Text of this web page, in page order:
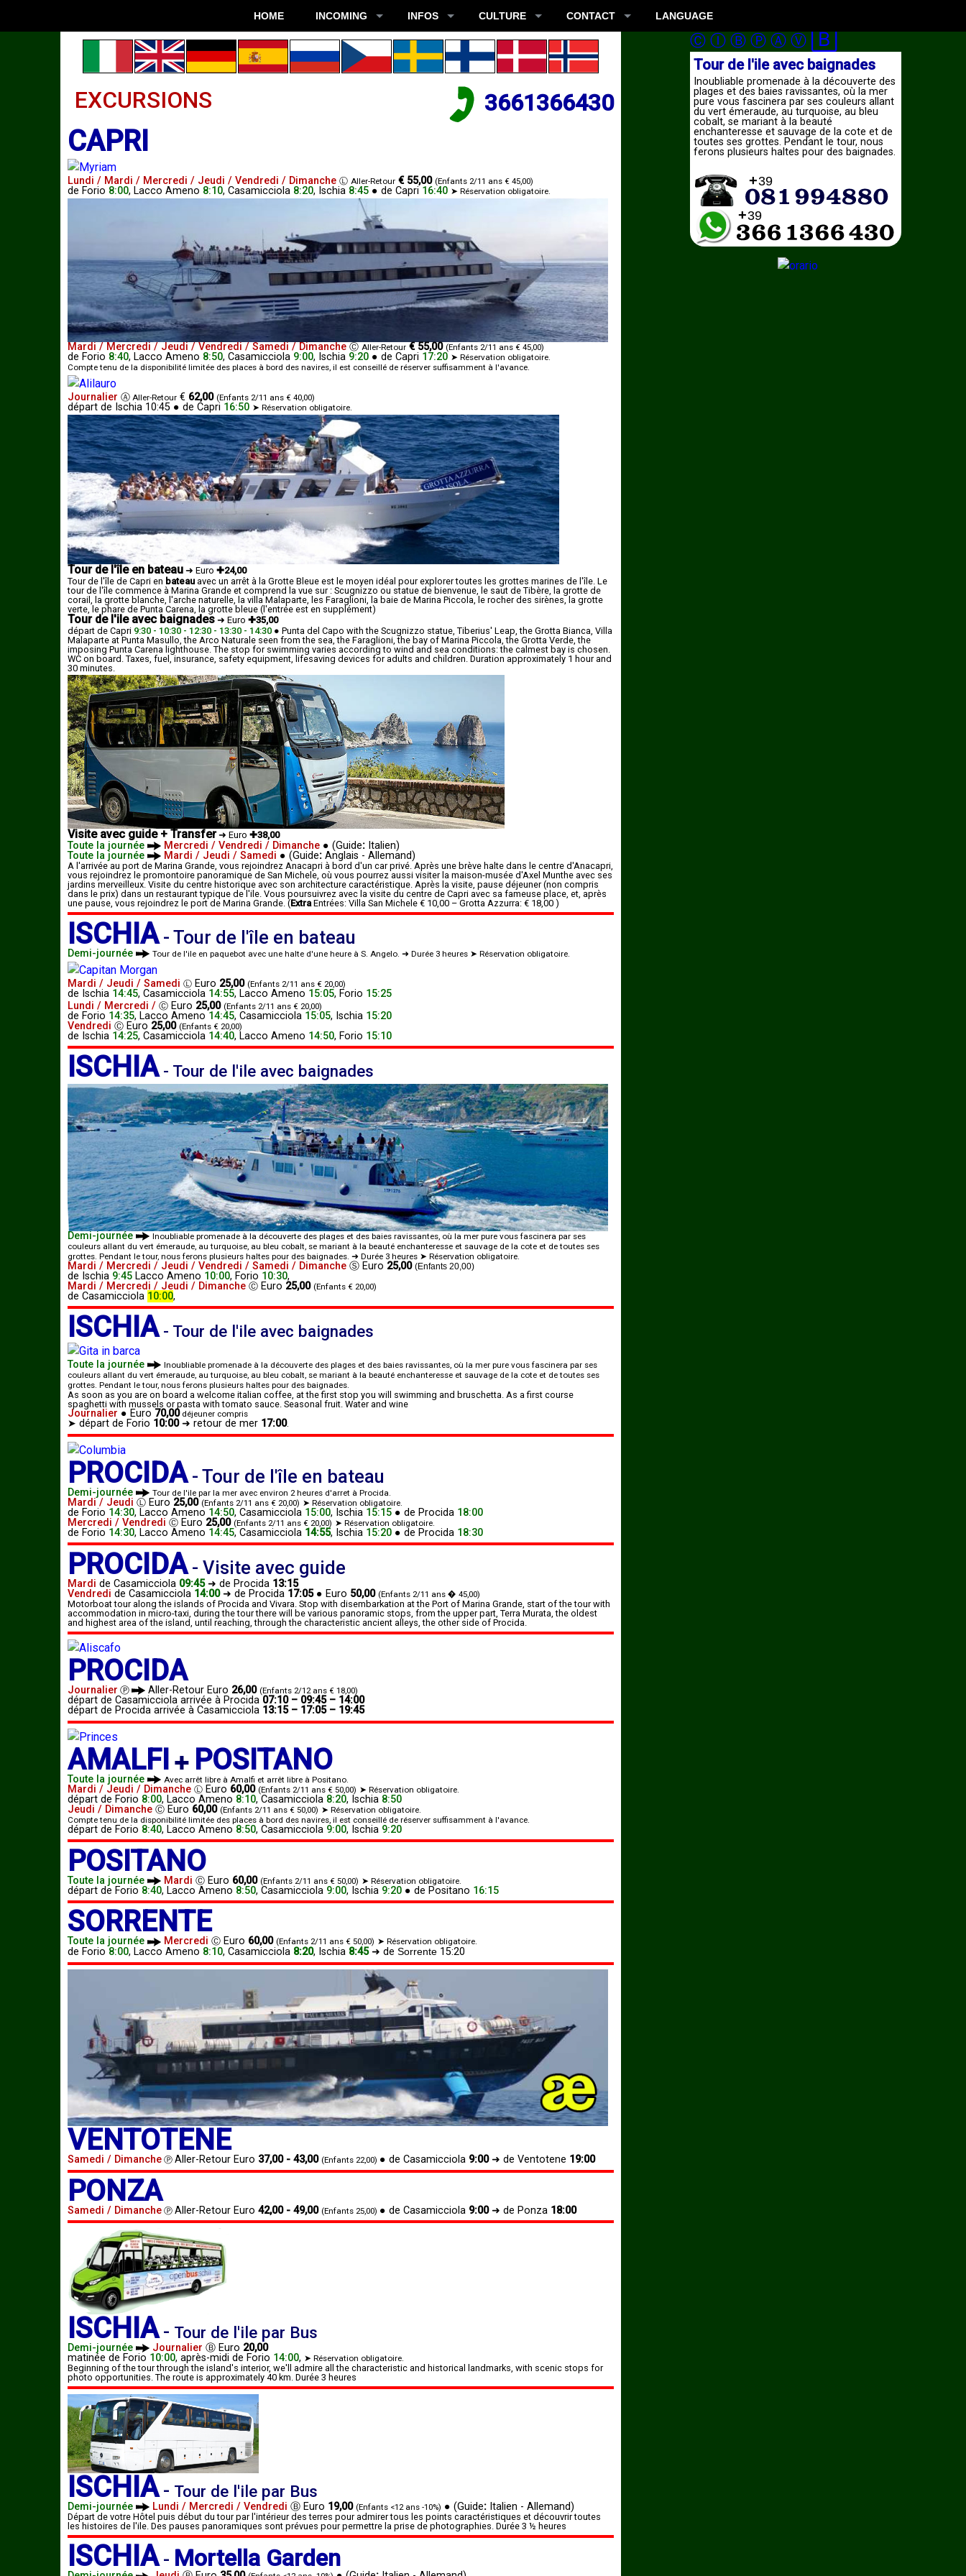
HOME INCOMING INFOS CULTURE CONTACT LANGUAGE
EXCURSIONS 3661366430
CAPRI
Lundi / Mardi / Mercredi / Jeudi / Vendredi / Dimanche Ⓛ Aller-Retour € 55,00 (Enfants 2/11 ans € 45,00)
de Forio 8:00, Lacco Ameno 8:10, Casamicciola 8:20, Ischia 8:45 ● de Capri 16:40 ➤ Réservation obligatoire.
Mardi / Mercredi / Jeudi / Vendredi / Samedi / Dimanche Ⓒ Aller-Retour € 55,00 (Enfants 2/11 ans € 45,00)
de Forio 8:40, Lacco Ameno 8:50, Casamicciola 9:00, Ischia 9:20 ● de Capri 17:20 ➤ Réservation obligatoire.
Compte tenu de la disponibilité limitée des places à bord des navires, il est conseillé de réserver suffisamment à l'avance.
Journalier Ⓐ Aller-Retour € 62,00 (Enfants 2/11 ans € 40,00)
départ de Ischia 10:45 ● de Capri 16:50 ➤ Réservation obligatoire.
Tour de l'île en bateau ➜ Euro ✚24,00
Tour de l'île de Capri en bateau avec un arrêt à la Grotte Bleue est le moyen idéal pour explorer toutes les grottes marines de l'île. Le
tour de l'île commence à Marina Grande et comprend la vue sur : Scugnizzo ou statue de bienvenue, le saut de Tibère, la grotte de
corail, la grotte blanche, l'arche naturelle, la villa Malaparte, les Faraglioni, la baie de Marina Piccola, le rocher des sirènes, la grotte
verte, le phare de Punta Carena, la grotte bleue (l'entrée est en supplément)
Tour de l'ile avec baignades ➜ Euro ✚35,00
départ de Capri 9:30 - 10:30 - 12:30 - 13:30 - 14:30 ● Punta del Capo with the Scugnizzo statue, Tiberius' Leap, the Grotta Bianca, Villa
Malaparte at Punta Masullo, the Arco Naturale seen from the sea, the Faraglioni, the bay of Marina Piccola, the Grotta Verde, the
imposing Punta Carena lighthouse. The stop for swimming varies according to wind and sea conditions: the calmest bay is chosen.
WC on board. Taxes, fuel, insurance, safety equipment, lifesaving devices for adults and children. Duration approximately 1 hour and
30 minutes.
Visite avec guide + Transfer➜ Euro ✚38,00
Toute la journée Mercredi / Vendredi / Dimanche● (Guide:Italien)
Toute la journée
Mardi / Jeudi / Samedi ● (Guide:Anglais - Allemand)
A l'arrivée au port de Marina Grande, vous rejoindrez Anacapri à bord d'un car privé. Après une brève halte dans le centre d'Anacapri,
vous rejoindrez le promontoire panoramique de San Michele, où vous pourrez aussi visiter la maison-musée d'Axel Munthe avec ses
jardins merveilleux. Visite du centre historique avec son architecture caractéristique. Après la visite, pause déjeuner (non compris
dans le prix) dans un restaurant typique de l'ile. Vous poursuivrez avec la visite du centre de Capri avec sa fameuse place, et, après
une pause, vous rejoindrez le port de Marina Grande. (ExtraEntrées: Villa San Michele € 10,00 – Grotta Azzurra: € 18,00 )
ISCHIA- Tour de l'île en bateau
Demi-journée Tour de l'ile en paquebot avec une halte d'une heure à S. Angelo. ➜ Durée 3 heures ➤ Réservation obligatoire.
Mardi / Jeudi / Samedi Ⓛ Euro 25,00 (Enfants 2/11 ans € 20,00)
de Ischia 14:45, Casamicciola 14:55, Lacco Ameno 15:05, Forio 15:25
Lundi / Mercredi / Ⓒ Euro 25,00 (Enfants 2/11 ans € 20,00)
de Forio 14:35, Lacco Ameno 14:45, Casamicciola 15:05, Ischia 15:20
Vendredi Ⓒ Euro 25,00 (Enfants € 20,00)
de Ischia 14:25, Casamicciola 14:40, Lacco Ameno 14:50, Forio 15:10
ISCHIA- Tour de l'ile avec baignades
Demi-journée
Inoubliable promenade à la découverte des plages et des baies ravissantes, où la mer pure vous fascinera par ses
couleurs allant du vert émeraude, au turquoise, au bleu cobalt, se mariant à la beauté enchanteresse et sauvage de la cote et de toutes ses
grottes. Pendant le tour, nous ferons plusieurs haltes pour des baignades. ➜ Durée 3 heures ➤ Réservation obligatoire.
Mardi / Mercredi / Jeudi / Vendredi / Samedi / Dimanche Ⓢ Euro 25,00 (Enfants 20,00)
de Ischia 9:45 Lacco Ameno 10:00, Forio 10:30,
Mardi / Mercredi / Jeudi / Dimanche Ⓒ Euro 25,00 (Enfants € 20,00)
de Casamicciola 10:00,
ISCHIA- Tour de l'ile avec baignades
Toute la journée
Inoubliable promenade à la découverte des plages et des baies ravissantes, où la mer pure vous fascinera par ses
couleurs allant du vert émeraude, au turquoise, au bleu cobalt, se mariant à la beauté enchanteresse et sauvage de la cote et de toutes ses
grottes. Pendant le tour, nous ferons plusieurs haltes pour des baignades.
As soon as you are on board a welcome italian coffee, at the first stop you will swimming and bruschetta. As a first course
spaghetti with mussels or pasta with tomato sauce. Seasonal fruit. Water and wine
Journalier ● Euro 70,00déjeuner compris
➤ départ de Forio 10:00➜ retour de mer 17:00.
PROCIDA- Tour de l'île en bateau
Demi-journée Tour de l'ile par la mer avec environ 2 heures d'arret à Procida.
Mardi / Jeudi Ⓛ Euro 25,00 (Enfants 2/11 ans € 20,00) ➤ Réservation obligatoire.
de Forio 14:30, Lacco Ameno 14:50, Casamicciola 15:00, Ischia 15:15 ● de Procida 18:00
Mercredi / Vendredi Ⓒ Euro 25,00 (Enfants 2/11 ans € 20,00) ➤ Réservation obligatoire.
de Forio 14:30, Lacco Ameno 14:45, Casamicciola 14:55, Ischia 15:20 ● de Procida 18:30
PROCIDA- Visite avec guide
Mardi de Casamicciola 09:45➜ de Procida 13:15
Vendredi de Casamicciola 14:00➜ de Procida 17:05● Euro 50,00 (Enfants 2/11 ans � 45,00)
Motorboat tour along the islands of Procida and Vivara. Stop with disembarkation at the Port of Marina Grande, start of the tour with
accommodation in micro-taxi, during the tour there will be various panoramic stops, from the upper part, Terra Murata, the oldest
and highest area of ​​the island, until reaching, through the characteristic ancient alleys, the other side of Procida.
PROCIDA
Journalier Ⓟ Aller-Retour Euro 26,00 (Enfants 2/12 ans € 18,00)
départ de Casamicciola arrivée à Procida 07:10 – 09:45 – 14:00
départ de Procida arrivée à Casamicciola 13:15 – 17:05 – 19:45
AMALFI ✚ POSITANO
Toute la journée Avec arrêt libre à Amalfi et arrêt libre à Positano.
Mardi / Jeudi / Dimanche Ⓛ Euro 60,00 (Enfants 2/11 ans € 50,00) ➤ Réservation obligatoire.
départ de Forio 8:00, Lacco Ameno 8:10, Casamicciola 8:20, Ischia 8:50
Jeudi / Dimanche Ⓒ Euro 60,00 (Enfants 2/11 ans € 50,00) ➤ Réservation obligatoire.
Compte tenu de la disponibilité limitée des places à bord des navires, il est conseillé de réserver suffisamment à l'avance.
départ de Forio 8:40, Lacco Ameno 8:50, Casamicciola 9:00, Ischia 9:20
POSITANO
Toute la journée Mardi Ⓒ Euro 60,00 (Enfants 2/11 ans € 50,00) ➤ Réservation obligatoire.
départ de Forio 8:40, Lacco Ameno 8:50, Casamicciola 9:00, Ischia 9:20 ● de Positano 16:15
SORRENTE
Toute la journée Mercredi Ⓒ Euro 60,00 (Enfants 2/11 ans € 50,00) ➤ Réservation obligatoire.
de Forio 8:00, Lacco Ameno 8:10, Casamicciola 8:20, Ischia 8:45 ➜ de Sorrente 15:20
VENTOTENE
Samedi / Dimanche Ⓟ Aller-Retour Euro 37,00 - 43,00 (Enfants 22,00) ● de Casamicciola 9:00 ➜ de Ventotene 19:00
PONZA
Samedi / Dimanche Ⓟ Aller-Retour Euro 42,00 - 49,00 (Enfants 25,00) ● de Casamicciola 9:00 ➜ de Ponza 18:00
ISCHIA- Tour de l'ile par Bus
Demi-journée Journalier Ⓑ Euro 20,00
matinée de Forio 10:00, après-midi de Forio 14:00, ➤ Réservation obligatoire.
Beginning of the tour through the island's interior, we'll admire all the characteristic and historical landmarks, with scenic stops for
photo opportunities. The route is approximately 40 km. Durée 3 heures
ISCHIA- Tour de l'ile par Bus
Demi-journée Lundi / Mercredi / Vendredi Ⓑ Euro 19,00 (Enfants <12 ans -10%) ● (Guide:Italien - Allemand)
Départ de votre Hôtel puis début du tour par l'intérieur des terres pour admirer tous les points caractéristiques et découvrir toutes
les histoires de l'ile. Des pauses panoramiques sont prévues pour permettre la prise de photographies. Durée 3 ½ heures
ISCHIA- Mortella Garden
Ⓒ Ⓘ Ⓑ Ⓟ Ⓐ Ⓥ 🄱
Tour de l'ile avec baignades
Inoubliable promenade à la découverte des
plages et des baies ravissantes, où la mer
pure vous fascinera par ses couleurs allant
du vert émeraude, au turquoise, au bleu
cobalt, se mariant à la beauté
enchanteresse et sauvage de la cote et de
toutes ses grottes. Pendant le tour, nous
ferons plusieurs haltes pour des baignades.